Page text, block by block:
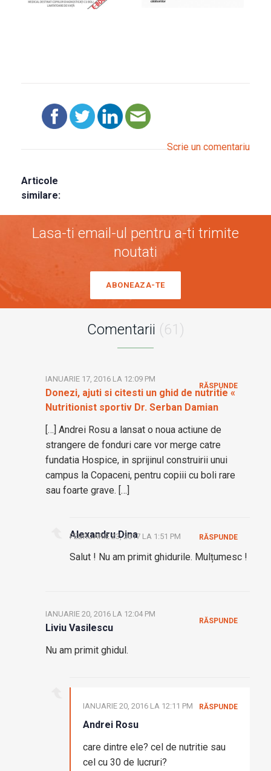
Scrie un comentariu
Articole
similare:
Lasa-ti email-ul pentru a-ti trimite
noutati
ABONEAZA-TE
Comentarii (61)
Donezi, ajuti si citesti un ghid de nutritie «
Nutritionist sportiv Dr. Serban Damian
IANUARIE 17, 2016 LA 12:09 PM
[…] Andrei Rosu a lansat o noua actiune de
strangere de fonduri care vor merge catre
fundatia Hospice, in sprijinul construirii unui
campus la Copaceni, pentru copiii cu boli rare
sau foarte grave. […]
RĂSPUNDE
Alexandru Dina
FEBRUARIE 23, 2017 LA 1:51 PM
Salut ! Nu am primit ghidurile. Mulțumesc !
RĂSPUNDE
Liviu Vasilescu
IANUARIE 20, 2016 LA 12:04 PM
Nu am primit ghidul.
RĂSPUNDE
Andrei Rosu
IANUARIE 20, 2016 LA 12:11 PM
care dintre ele? cel de nutritie sau
cel cu 30 de lucruri?
RĂSPUNDE